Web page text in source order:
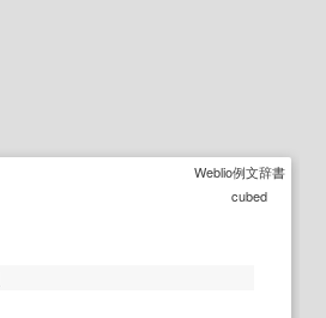
Weblio例文辞書
cubed